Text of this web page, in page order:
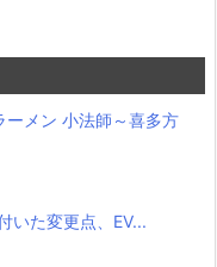
ーメン 小法師～喜多方
いた変更点、EV...